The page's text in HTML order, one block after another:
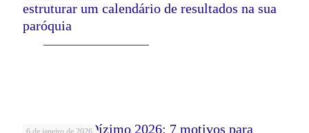
estruturar um calendário de resultados na sua
paróquia
Pastoral do Dízimo 2026: 7 motivos para